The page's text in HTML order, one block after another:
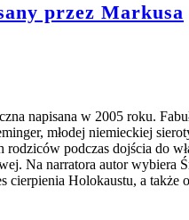
przez Markusa
napisana w 2005 roku.
młodej niemieckiej
podczas dojścia do
Na narratora autor wybiera
cierpienia Holokaustu, a także